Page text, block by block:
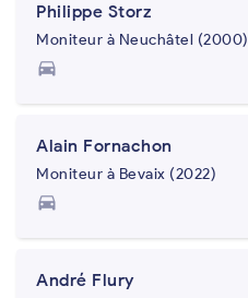
Philippe Storz
Moniteur à Neuchâtel (2000)
directions_car
Alain Fornachon
Moniteur à Bevaix (2022)
directions_car
André Flury